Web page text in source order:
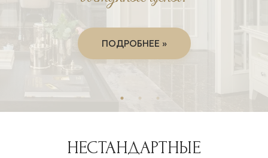
ПОДРОБНЕЕ »
НЕСТАНДАРТНЫЕ